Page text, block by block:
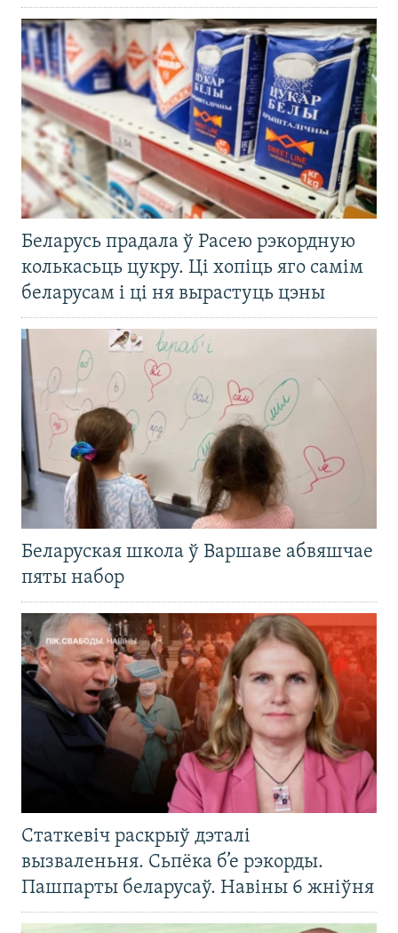
Беларусь прадала ў Расею рэкордную
колькасьць цукру. Ці хопіць яго самім
беларусам і ці ня вырастуць цэны
Беларуская школа ў Варшаве абвяшчае
пяты набор
Статкевіч раскрыў дэталі
вызваленьня. Сьпёка б’е рэкорды.
Пашпарты беларусаў. Навіны 6 жніўня